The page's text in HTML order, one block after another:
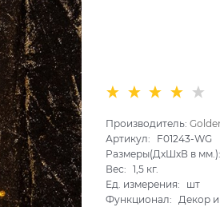
Производитель:
Артикул:
F01243-WG
Размеры(ДхШхВ в мм.):
Вес:
1,5 кг.
Ед. измерения:
шт
Функционал:
Декор